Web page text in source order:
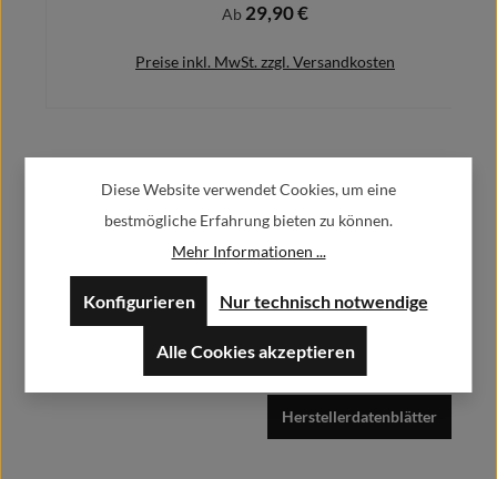
Regulärer Preis:
Ab 29,90 €
Preise inkl. MwSt. zzgl. Versandkosten
Alfa GmbH / Alfashirt
Weisweilerstr.20-22
info@alfashirt.de
Herstellerdatenblätter
Diese Website verwendet Cookies, um eine
bestmögliche Erfahrung bieten zu können.
Mehr Informationen ...
Nur technisch notwendige
Konfigurieren
Alle Cookies akzeptieren